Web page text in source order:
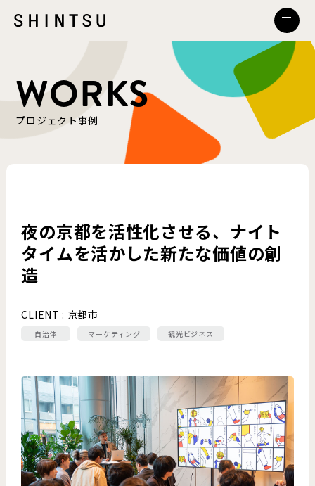
WORKS
プロジェクト事例
夜の京都を活性化させる、ナイト
タイムを活かした新たな価値の創
造
CLIENT : 京都市
自治体 マーケティング 観光ビジネス